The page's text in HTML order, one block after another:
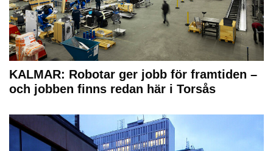
KALMAR: Robotar ger jobb för framtiden –
och jobben finns redan här i Torsås